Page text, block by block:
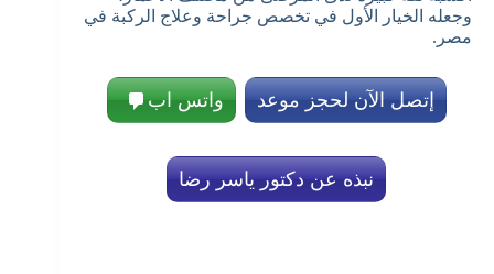
وجعله الخيار الأول في تخصص جراحة وعلاج الركبة في
مصر.
إتصل الآن لحجز موعد واتس اب
نبذه عن دكتور ياسر رضا